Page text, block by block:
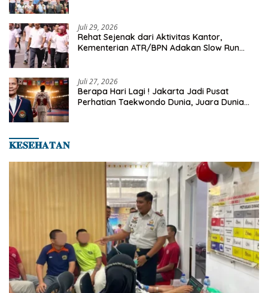
Juli 29, 2026
Rehat Sejenak dari Aktivitas Kantor,
Kementerian ATR/BPN Adakan Slow Run
Juli 27, 2026
Berapa Hari Lagi ! Jakarta Jadi Pusat
Perhatian Taekwondo Dunia, Juara Dunia
𝐊𝐄𝐒𝐄𝐇𝐀𝐓𝐀𝐍